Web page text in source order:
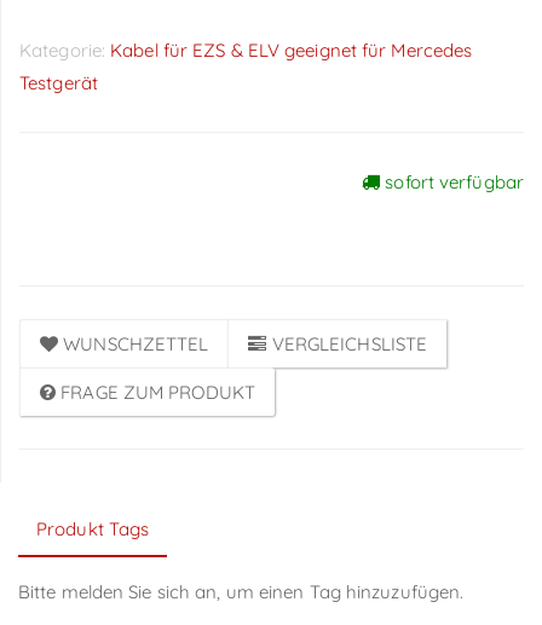
Kategorie: Kabel für EZS & ELV geeignet für Mercedes
Testgerät
sofort verfügbar
WUNSCHZETTEL VERGLEICHSLISTE
FRAGE ZUM PRODUKT
Produkt Tags
Bitte melden Sie sich an, um einen Tag hinzuzufügen.